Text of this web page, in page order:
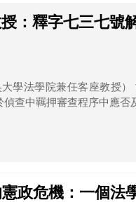
：釋字七三七號
學法學院兼任客座教授）
查中羈押審查程序中應否
政危機：一個法